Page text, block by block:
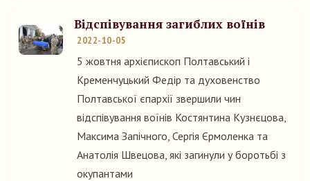
Відспівування загиблих воїнів
2022-10-05
5 жовтня архієпископ Полтавський і
Кременчуцький Федір та духовенство
Полтавської єпархії звершили чин
відспівування воїнів Костянтина Кузнєцова,
Максима Запічного, Сергія Єрмоленка та
Анатолія Швецова, які загинули у боротьбі з
окупантами